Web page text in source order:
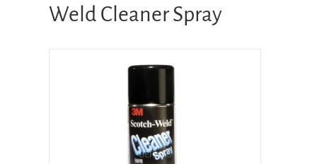
Weld Cleaner Spray